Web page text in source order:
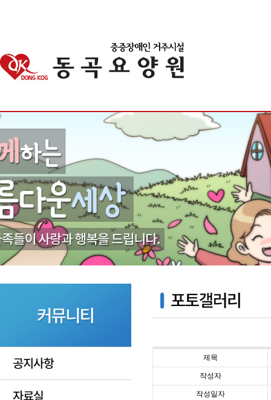
제목
작성자
작성일자